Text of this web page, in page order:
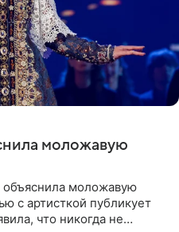
моложавую
объяснила моложавую
с артисткой публикует
что никогда не